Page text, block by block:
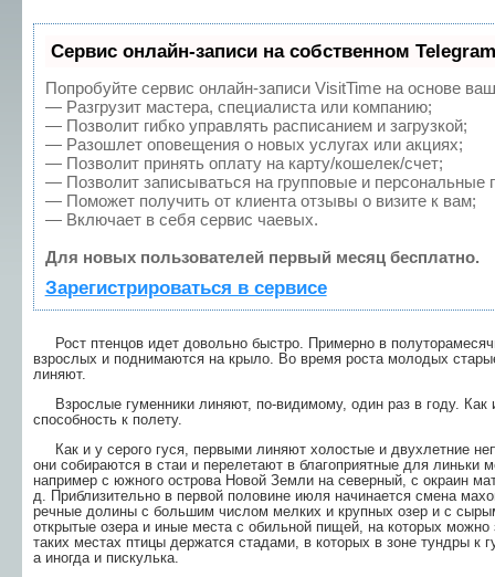
Сервис онлайн-записи на собственном
Попробуйте сервис онлайн-записи VisitTime на основе
— Разгрузит мастера, специалиста или компанию;
— Позволит гибко управлять расписанием и загрузкой;
— Разошлет оповещения о новых услугах или акциях;
— Позволит принять оплату на карту/кошелек/счет;
— Позволит записываться на групповые и персональные
— Поможет получить от клиента отзывы о визите к вам;
— Включает в себя сервис чаевых.
Для новых пользователей первый месяц бесплатно.
Зарегистрироваться в сервисе
Рост птенцов идет довольно быстро. Примерно в
взрослых и поднимаются на крыло. Во время роста молодых
линяют.
Взрослые гуменники линяют, по-видимому, один раз в году. Как
способность к полету.
Как и у серого гуся, первыми линяют холостые и двухлетние
они собираются в стаи и перелетают в благоприятные для линьки
например с южного острова Новой Земли на северный, с окраин
д. Приблизительно в первой половине июля начинается смена
речные долины с большим числом мелких и крупных озер и с
открытые озера и иные места с обильной пи­щей, на которых
таких местах птицы дер­жатся стадами, в которых в зоне тундры к
а иногда и пискулька.